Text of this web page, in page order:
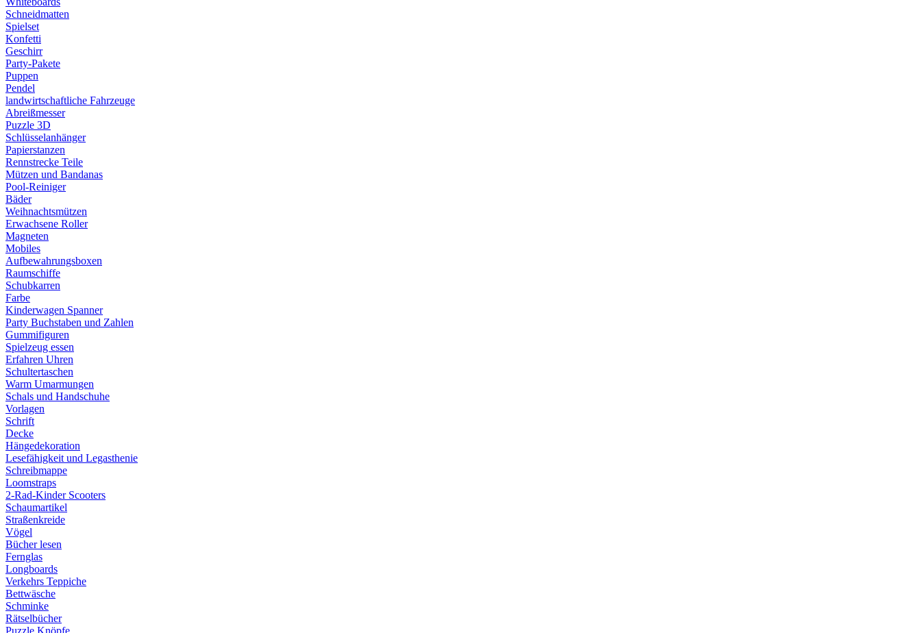
Schneidmatten
Spielset
Konfetti
Geschirr
Party-Pakete
Puppen
Pendel
landwirtschaftliche Fahrzeuge
Abreißmesser
Puzzle 3D
Schlüsselanhänger
Papierstanzen
Rennstrecke Teile
Mützen und Bandanas
Pool-Reiniger
Bäder
Weihnachtsmützen
Erwachsene Roller
Magneten
Mobiles
Aufbewahrungsboxen
Raumschiffe
Schubkarren
Farbe
Kinderwagen Spanner
Party Buchstaben und Zahlen
Gummifiguren
Spielzeug essen
Erfahren Uhren
Schultertaschen
Warm Umarmungen
Schals und Handschuhe
Vorlagen
Schrift
Decke
Hängedekoration
Lesefähigkeit und Legasthenie
Schreibmappe
Loomstraps
2-Rad-Kinder Scooters
Schaumartikel
Straßenkreide
Vögel
Bücher lesen
Fernglas
Longboards
Verkehrs Teppiche
Bettwäsche
Schminke
Rätselbücher
Puzzle Knöpfe